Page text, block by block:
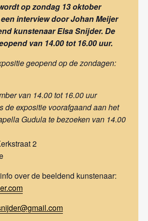
op zondag 13 oktober
interview door Johan Meijer
kunstenaar Elsa Snijder. De
van 14.00 tot 16.00 uur.
geopend op de zondagen:
van 14.00 tot 16.00 uur
de expositie voorafgaand aan het
Gudulate bezoeken van 14.00
2
over de beeldend kunstenaar: